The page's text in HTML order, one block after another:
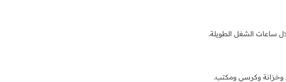
ساعات الشغل الطويلة.
وخزانة وكرسي ومكتب.